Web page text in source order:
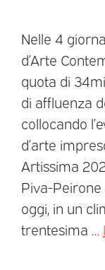
Nelle 4
d’Arte
quota di
di affluenza
collocando
d’arte
Artissima
Piva-
oggi, in un
trentesima …